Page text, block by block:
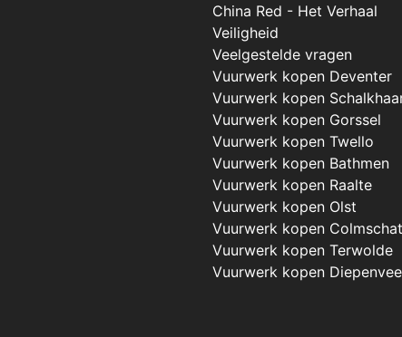
China Red - Het Verhaal
Veiligheid
Veelgestelde vragen
Vuurwerk kopen Deventer
Vuurwerk kopen
Vuurwerk kopen Gorssel
Vuurwerk kopen Twello
Vuurwerk kopen Bathmen
Vuurwerk kopen Raalte
Vuurwerk kopen Olst
Vuurwerk kopen
Vuurwerk kopen Terwolde
Vuurwerk kopen